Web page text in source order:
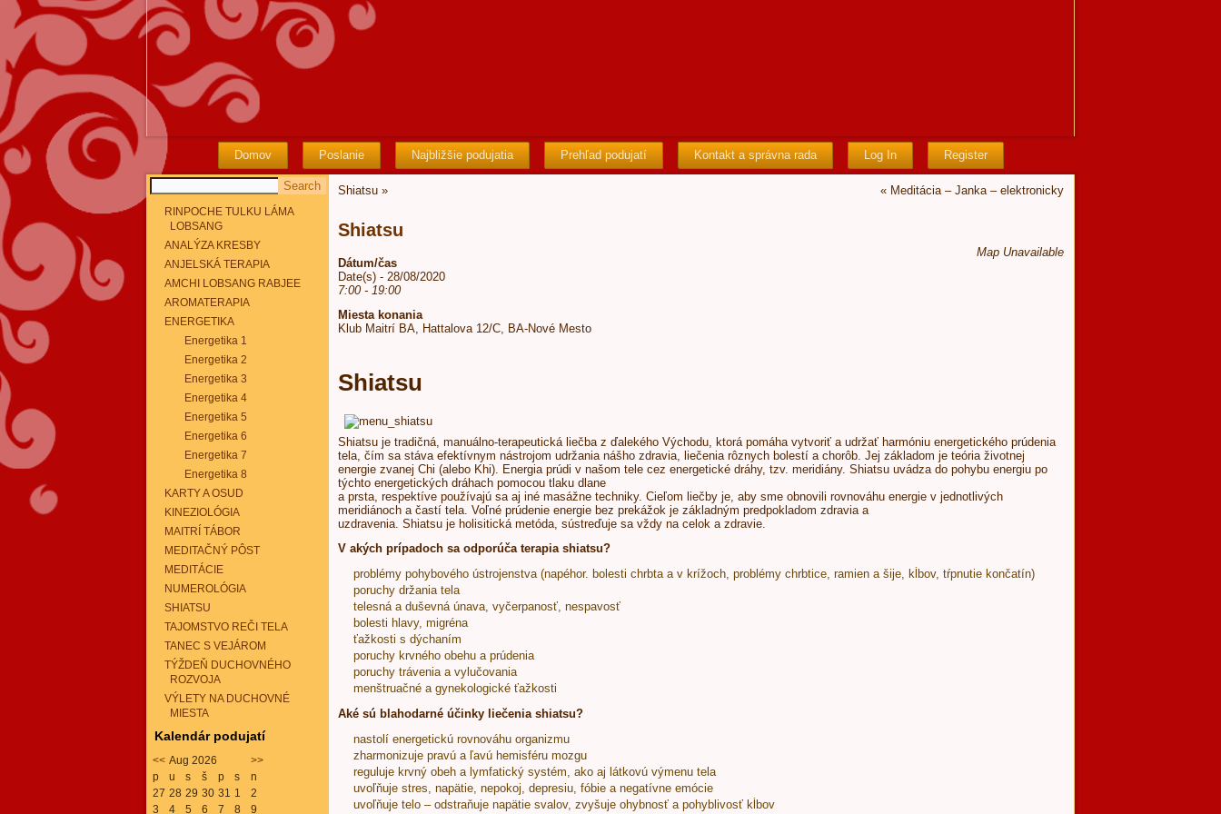
Domov Poslanie Najbližšie podujatia Prehľad podujatí Kontakt a správna rada Log In Register
RINPOCHE TULKU LÁMA
LOBSANG
ANALÝZA KRESBY
ANJELSKÁ TERAPIA
AMCHI LOBSANG RABJEE
AROMATERAPIA
ENERGETIKA
Energetika 1
Energetika 2
Energetika 3
Energetika 4
Energetika 5
Energetika 6
Energetika 7
Energetika 8
KARTY A OSUD
KINEZIOLÓGIA
MAITRÍ TÁBOR
MEDITAČNÝ PÔST
MEDITÁCIE
NUMEROLÓGIA
SHIATSU
TAJOMSTVO REČI TELA
TANEC S VEJÁROM
TÝŽDEŇ DUCHOVNÉHO
ROZVOJA
VÝLETY NA DUCHOVNÉ
MIESTA
Kalendár podujatí
<< Aug 2026
>>
p
u s š p s
n
27 28 29 30 31 1
2
3
4 5 6 7 8 9
Shiatsu » « Meditácia – Janka – elektronicky
Shiatsu
Map Unavailable
Dátum/čas
Date(s) - 28/08/2020
7:00 - 19:00
Miesta konania
Klub Maitrí BA, Hattalova 12/C, BA-Nové Mesto
Shiatsu
Shiatsu je tradičná, manuálno-terapeutická liečba z ďalekého Východu, ktorá pomáha vytvoriť a udržať harmóniu energetického prúdenia
tela, čím sa stáva efektívnym nástrojom udržania nášho zdravia, liečenia rôznych bolestí a chorôb. Jej základom je teória životnej
energie zvanej Chi (alebo Khi). Energia prúdi v našom tele cez energetické dráhy, tzv. meridiány. Shiatsu uvádza do pohybu energiu po
týchto energetických dráhach pomocou tlaku dlane
a prsta, respektíve používajú sa aj iné masážne techniky. Cieľom liečby je, aby sme obnovili rovnováhu energie v jednotlivých
meridiánoch a častí tela. Voľné prúdenie energie bez prekážok je základným predpokladom zdravia a
uzdravenia. Shiatsu je holisitická metóda, sústreďuje sa vždy na celok a zdravie.
V akých prípadoch sa odporúča terapia shiatsu?
problémy pohybového ústrojenstva (napéhor. bolesti chrbta a v krížoch, problémy chrbtice, ramien a šije, kĺbov, tŕpnutie končatín)
poruchy držania tela
telesná a duševná únava, vyčerpanosť, nespavosť
bolesti hlavy, migréna
ťažkosti s dýchaním
poruchy krvného obehu a prúdenia
poruchy trávenia a vylučovania
menštruačné a gynekologické ťažkosti
Aké sú blahodarné účinky liečenia shiatsu?
nastolí energetickú rovnováhu organizmu
zharmonizuje pravú a ľavú hemisféru mozgu
reguluje krvný obeh a lymfatický systém, ako aj látkovú výmenu tela
uvoľňuje stres, napätie, nepokoj, depresiu, fóbie a negatívne emócie
uvoľňuje telo – odstraňuje napätie svalov, zvyšuje ohybnosť a pohyblivosť kĺbov